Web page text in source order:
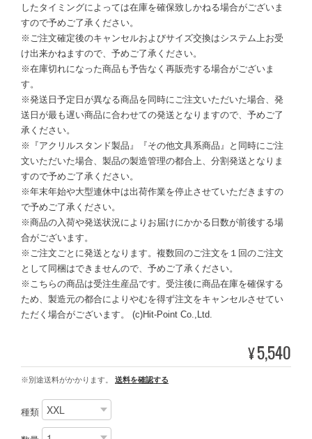
したタイミングによっては在庫を確保致しかねる場合がございま
すので予めご了承ください。
※ご注文確定後のキャンセルおよびサイズ交換はシステム上お受
け出来かねますので、予めご了承ください。
※在庫切れになった商品も予告なく再販売する場合がございま
す。
※発送日予定日が異なる商品を同時にご注文いただいた場合、発
送日が最も遅い商品に合わせての発送となりますので、予めご了
承ください。
※『アクリルスタンド製品』『その他文具系商品』と同時にご注
文いただいた場合、製品の製造管理の都合上、分割発送となりま
すので予めご了承ください。
※年末年始や大型連休中は出荷作業を停止させていただきますの
で予めご了承ください。
※商品の入荷や発送状況によりお届けにかかる日数が前後する場
合がございます。
※ご注文ごとに発送となります。複数回のご注文を１回のご注文
として同梱はできませんので、予めご了承ください。
※こちらの商品は受注生産品です。受注後に商品在庫を確保する
ため、製造元の都合によりやむを得ず注文をキャンセルさせてい
ただく場合がございます。 (c)Hit-Point Co.,Ltd.
¥5,540
※別途送料がかかります。 送料を確認する
種類